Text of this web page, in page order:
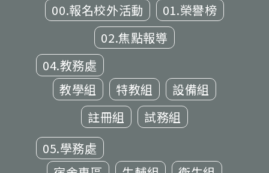
00.報名校外活動
01.榮譽榜
02.焦點報導
04.教務處
教學組
特教組
設備組
註冊組
試務組
05.學務處